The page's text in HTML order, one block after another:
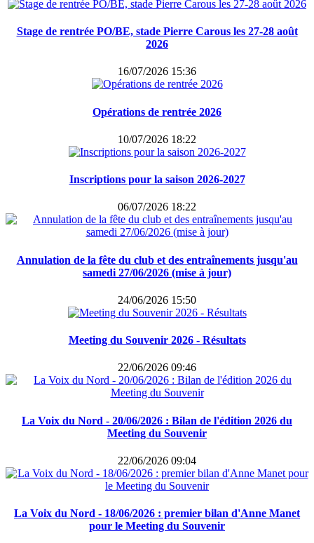
Stage de rentrée PO/BE, stade Pierre Carous les 27-28 août
2026
16/07/2026 15:36
Opérations de rentrée 2026
10/07/2026 18:22
Inscriptions pour la saison 2026-2027
06/07/2026 18:22
Annulation de la fête du club et des entraînements jusqu'au
samedi 27/06/2026 (mise à jour)
24/06/2026 15:50
Meeting du Souvenir 2026 - Résultats
22/06/2026 09:46
La Voix du Nord - 20/06/2026 : Bilan de l'édition 2026 du
Meeting du Souvenir
22/06/2026 09:04
La Voix du Nord - 18/06/2026 : premier bilan d'Anne Manet
pour le Meeting du Souvenir